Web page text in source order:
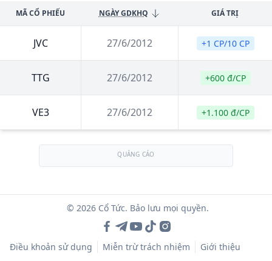
MÃ CỔ PHIẾU NGÀY GDKHQ GIÁ TRỊ
JVC 27/6/2012 +1 CP/10 CP
TTG 27/6/2012 +600 đ/CP
VE3 27/6/2012 +1.100 đ/CP
QUẢNG CÁO
© 2026 Cổ Tức. Bảo lưu mọi quyền.
Điều khoản sử dụng Miễn trừ trách nhiệm Giới thiệu